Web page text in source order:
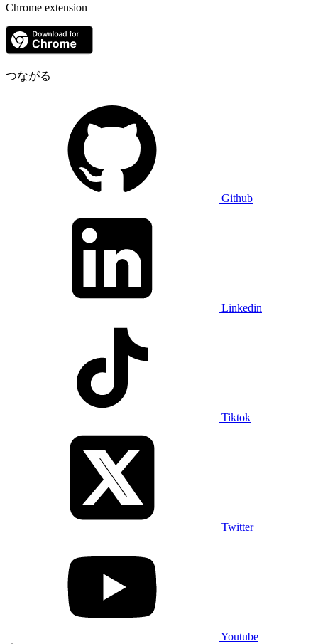
Chrome extension
つながる
Github
Linkedin
Tiktok
Twitter
Youtube